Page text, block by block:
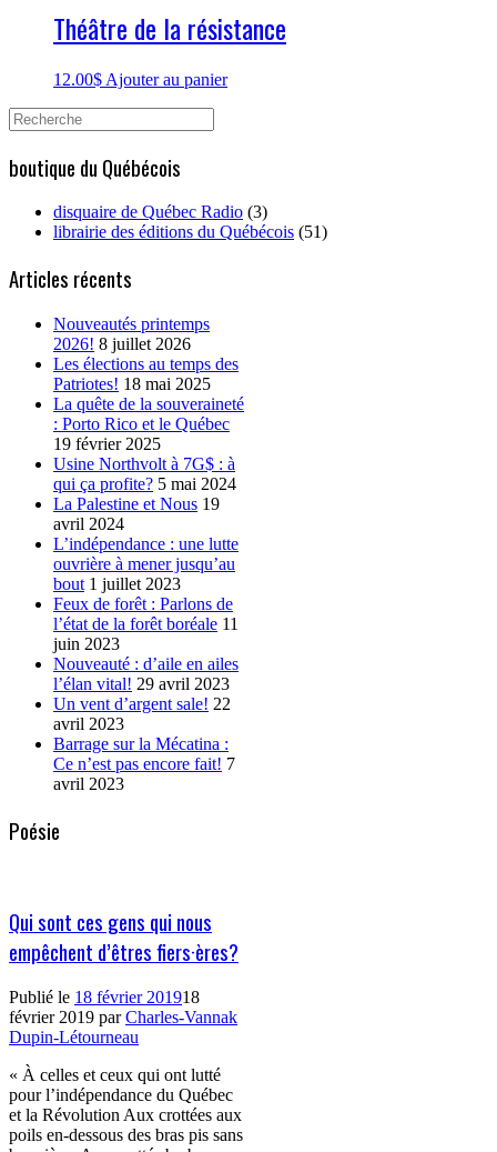
Théâtre de la résistance
12.00$ Ajouter au panier
Search
for:
boutique du Québécois
disquaire de Québec Radio (3)
librairie des éditions du Québécois (51)
Articles récents
Nouveautés printemps
2026! 8 juillet 2026
Les élections au temps des
Patriotes! 18 mai 2025
La quête de la souveraineté
: Porto Rico et le Québec
19 février 2025
Usine Northvolt à 7G$ : à
qui ça profite? 5 mai 2024
La Palestine et Nous 19
avril 2024
L’indépendance : une lutte
ouvrière à mener jusqu’au
bout 1 juillet 2023
Feux de forêt : Parlons de
l’état de la forêt boréale 11
juin 2023
Nouveauté : d’aile en ailes
l’élan vital! 29 avril 2023
Un vent d’argent sale! 22
avril 2023
Barrage sur la Mécatina :
Ce n’est pas encore fait! 7
avril 2023
Poésie
Qui sont ces gens qui nous
empêchent d’êtres fiers·ères?
Publié le 18 février 201918
février 2019 parCharles-Vannak
Dupin-Létourneau
« À celles et ceux qui ont lutté
pour l’indépendance du Québec
et la Révolution Aux crottées aux
poils en-dessous des bras pis sans